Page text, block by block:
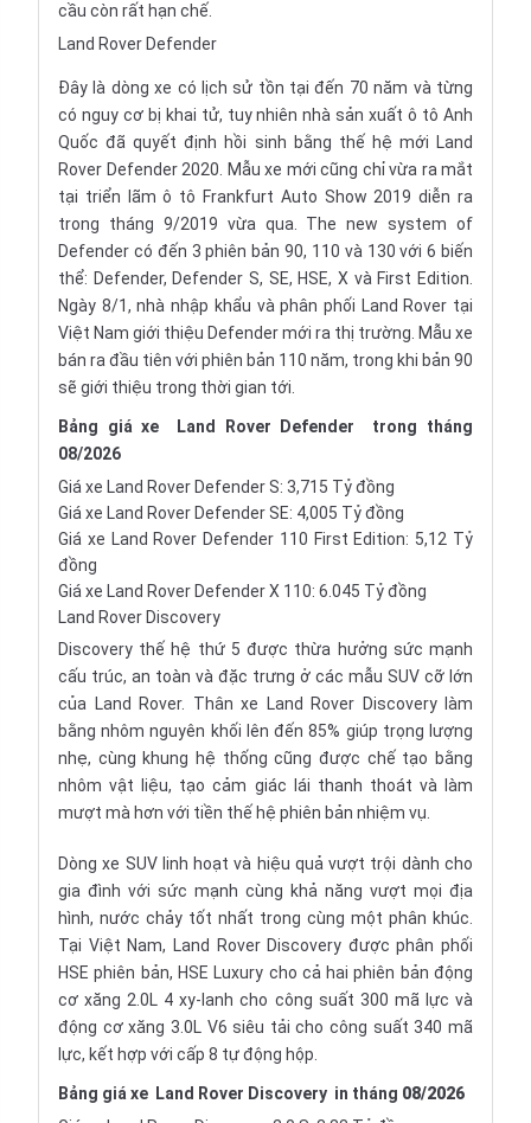
cầu còn rất hạn chế.
Land Rover Defender
Đây là dòng xe có lịch sử tồn tại đến 70 năm và từng
có nguy cơ bị khai tử, tuy nhiên nhà sản xuất ô tô Anh
Quốc đã quyết định hồi sinh bằng thế hệ mới Land
Rover Defender 2020. Mẫu xe mới cũng chỉ vừa ra mắt
tại triển lãm ô tô Frankfurt Auto Show 2019 diễn ra
trong tháng 9/2019 vừa qua. The new system of
Defender có đến 3 phiên bản 90, 110 và 130 với 6 biến
thể: Defender, Defender S, SE, HSE, X và First Edition.
Ngày 8/1, nhànhập khẩu và phân phối Land Rover tại
Việt Nam giới thiệu Defender mới ra thị trường. Mẫu xe
bán ra đầu tiên với phiên bản 110 năm, trong khi bản 90
sẽ giới thiệu trong thời gian tới.
Bảng giá xe Land Rover Defender trong tháng
08/2026
Giá xe Land Rover Defender S: 3,715 Tỷ đồng
Giá xe Land Rover Defender SE: 4,005 Tỷ đồng
Giá xe Land Rover Defender 110 First Edition: 5,12 Tỷ
đồng
Giá xe Land Rover Defender X 110: 6.045 Tỷ đồng
Land Rover Discovery
Discovery thế hệ thứ 5 được thừa hưởng sức mạnh
cấu trúc, an toàn và đặc trưng ở các mẫu SUV cỡ lớn
của Land Rover. Thân xe Land Rover Discovery làm
bằng nhôm nguyên khối lên đến 85% giúp trọng lượng
nhẹ, cùng khung hệ thống cũng được chế tạo bằng
nhôm vật liệu, tạo cảm giác lái thanh thoát và làm
mượt mà hơn với tiền thế hệ phiên bản nhiệm vụ.
Dòng xe SUV linh hoạt và hiệu quả vượt trội dành cho
gia đình với sức mạnh cùng khả năng vượt mọi địa
hình, nước chảy tốt nhất trong cùng một phân khúc.
Tại Việt Nam, Land Rover Discovery được phân phối
HSE phiên bản, HSE Luxury cho cả hai phiên bản động
cơ xăng 2.0L 4 xy-lanh cho công suất 300 mã lực và
động cơ xăng 3.0L V6 siêu tải cho công suất 340 mã
lực, kết hợp với cấp 8 tự động hộp.
Bảng giá xe Land Rover Discovery in tháng 08/2026